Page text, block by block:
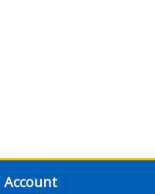
Account